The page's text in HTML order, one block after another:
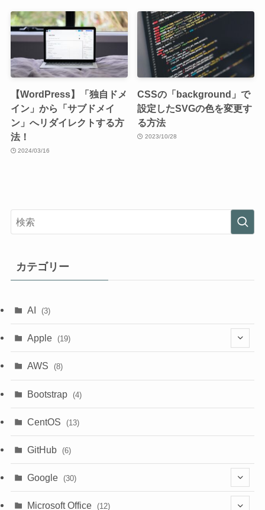
【WordPress】「独自ドメ
イン」から「サブドメイ
ン」へリダイレクトする方
法！
2024/03/16
CSSの「background」で
設定したSVGの色を変更す
る方法
2023/10/28
カテゴリー
AI (3)
Apple (19)
(1)
AWS (8)
Bootstrap (4)
CentOS (13)
GitHub (6)
Google (30)
(6)
Microsoft Office (12)